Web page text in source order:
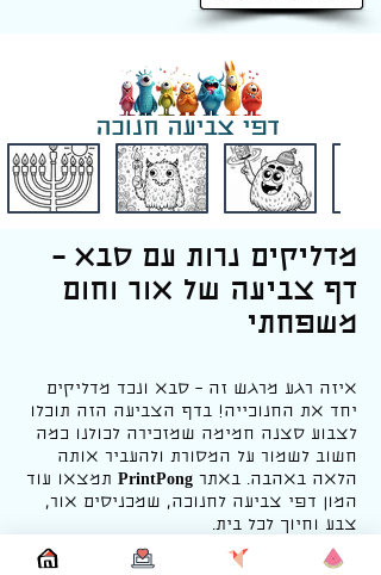
מדליקים נרות עם סבא –
דף צביעה של אור וחום
משפחתי
איזה רגע מרגש זה – סבא ונכד מדליקים
יחד את החנוכייה! בדף הצביעה הזה תוכלו
לצבוע סצנה חמימה שמזכירה לכולנו כמה
חשוב לשמור על המסורת ולהעביר אותה
הלאה באהבה. באתר PrintPong תמצאו עוד
המון דפי צביעה לחנוכה, שמכניסים אור,
צבע וחיוך לכל בית.
חג החנוכה הוא חג של אור, ניסים
ומשפחה. בכל ערב מוסיפים עוד נר, עד שכל